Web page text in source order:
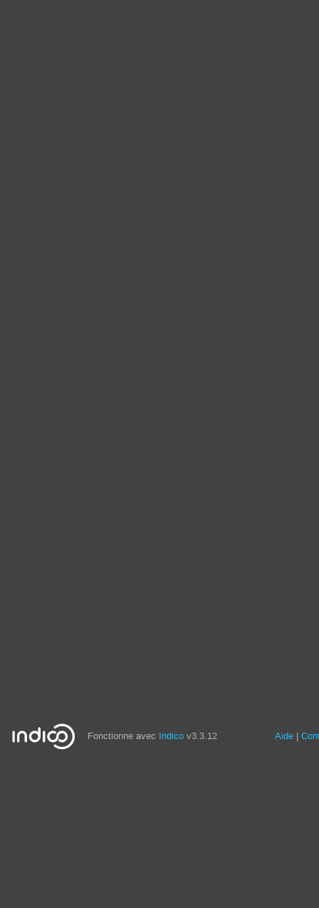
Fonctionne avec Indico v3.3.12 Aide